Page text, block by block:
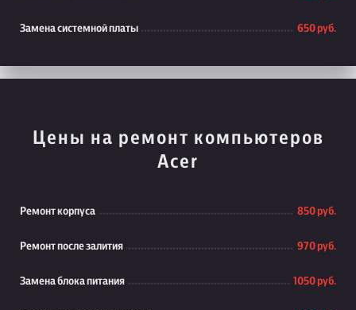
Замена системной платы 650 руб.
Цены на ремонт компьютеров
Acer
Ремонт корпуса 850 руб.
Ремонт после залития 970 руб.
Замена блока питания 1050 руб.